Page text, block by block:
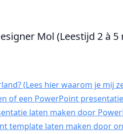
Mol (Leestijd 2 à 5
(Lees hier waarom je mij
of een PowerPoint
laten maken door
template laten maken door